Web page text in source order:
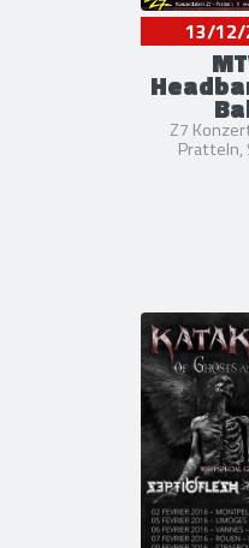
13/12/
Z7
Pratteln,